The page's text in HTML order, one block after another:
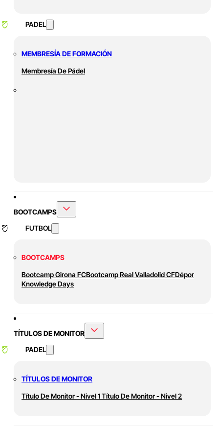
PADEL
MEMBRESÍA DE FORMACIÓN
Membresía De Pádel
BOOTCAMPS
FUTBOL
BOOTCAMPS
Bootcamp Girona FCBootcamp Real Valladolid CFDépor
Knowledge Days
TÍTULOS DE MONITOR
PADEL
TÍTULOS DE MONITOR
Título De Monitor - Nivel 1Título De Monitor - Nivel 2